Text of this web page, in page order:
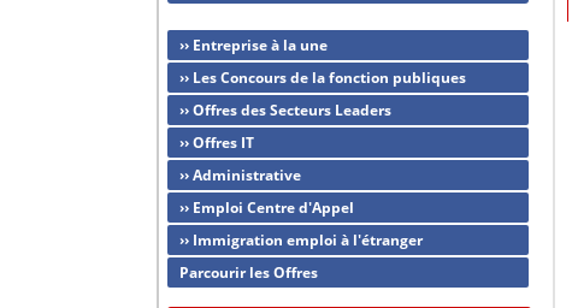
›› Entreprise à la une
›› Les Concours de la fonction publiques
›› Offres des Secteurs Leaders
›› Offres IT
›› Administrative
›› Emploi Centre d'Appel
›› Immigration emploi à l'étranger
Parcourir les Offres